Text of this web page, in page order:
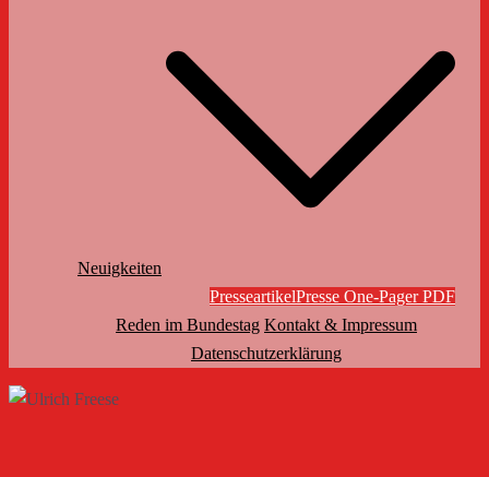
Neuigkeiten
PresseartikelPresse One-Pager PDF
Reden im Bundestag Kontakt & Impressum
Datenschutzerklärung